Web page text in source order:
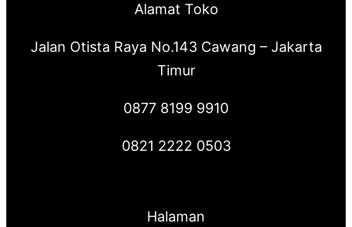
Alamat Toko
Jalan Otista Raya No.143 Cawang – Jakarta
Timur
0877 8199 9910
0821 2222 0503
Halaman